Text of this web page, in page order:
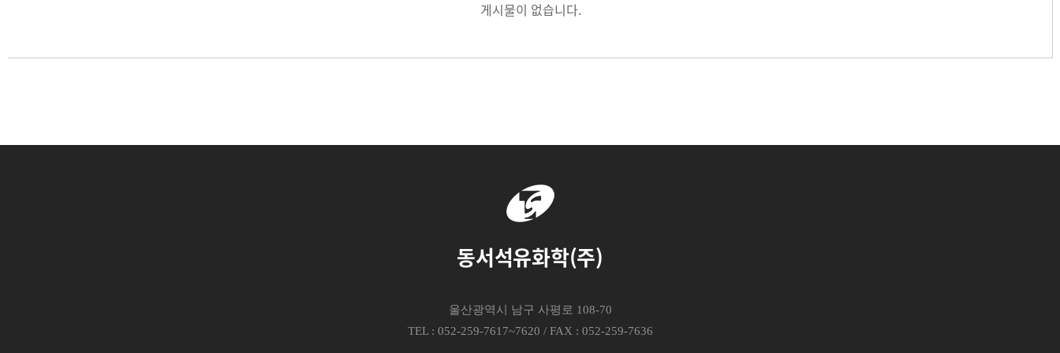
게시물이 없습니다.
동서석유화학(주)
울산광역시 남구 사평로 108-70
TEL : 052-259-7617~7620 / FAX : 052-259-7636